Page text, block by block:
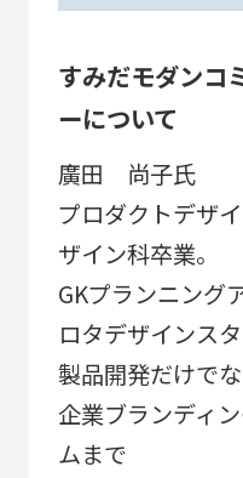
すみだモダンコ
ーについて
廣田 尚子氏
プロダクトデザ
ザイン科卒業。
GKプランニング
ロタデザインスタ
製品開発だけで
企業ブランディ
ムまで